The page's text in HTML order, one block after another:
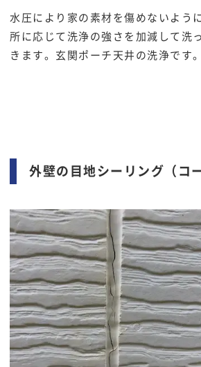
水圧により家の素材を傷めないよう
所に応じて洗浄の強さを加減して洗
きます。玄関ポーチ天井の洗浄です
外壁の目地シーリング（コ